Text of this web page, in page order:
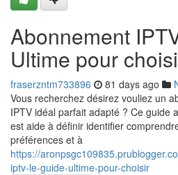
Abonnement
Ultime pour
fraserzntm733896 81 days ago
Vous recherchez désirez vouliez un
IPTV idéal parfait adapté ? Ce guide
est aide à définir identifier
préférences et à
https://
iptv-le-guide-ultime-pour-choisir